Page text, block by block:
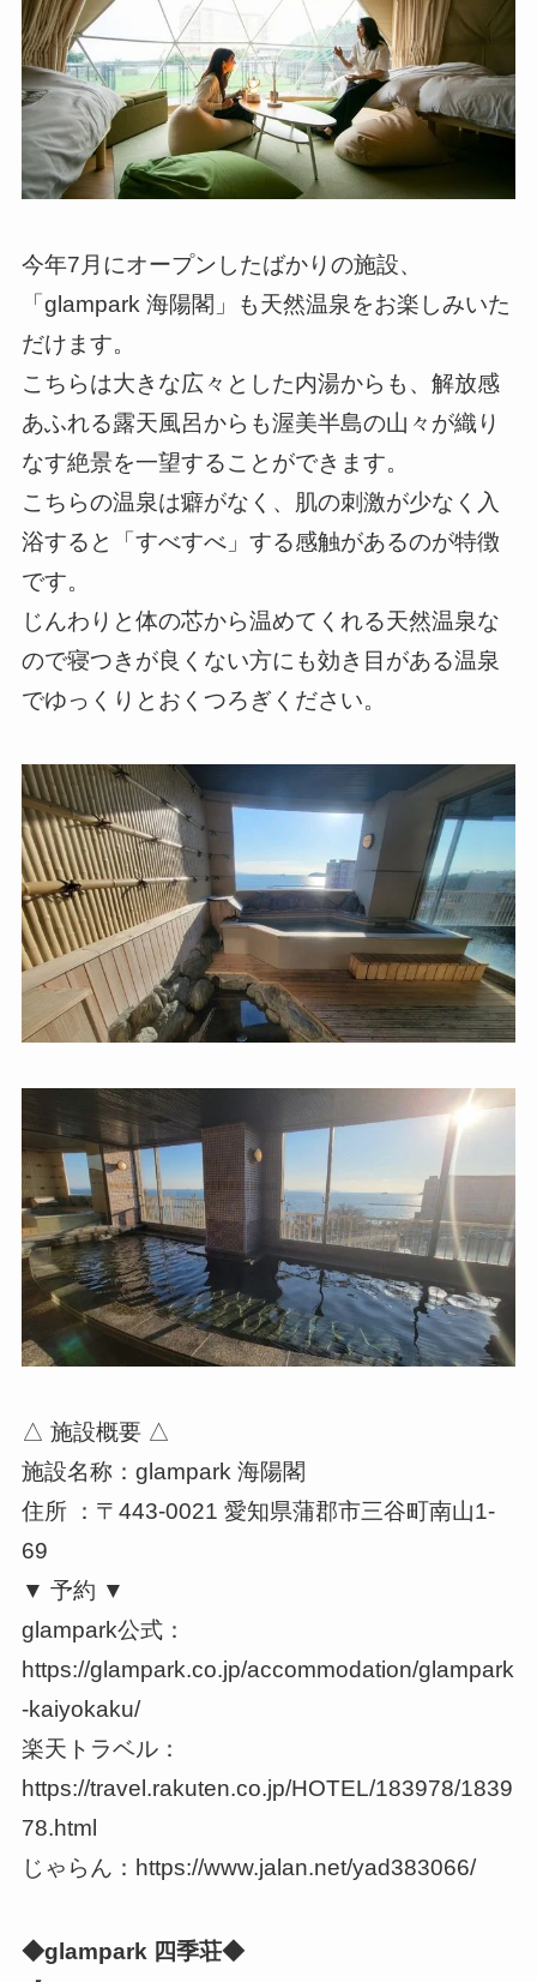
今年7月にオープンしたばかりの施設、
「glampark 海陽閣」も天然温泉をお楽しみいた
だけます。
こちらは大きな広々とした内湯からも、解放感
あふれる露天風呂からも渥美半島の山々が織り
なす絶景を一望することができます。
こちらの温泉は癖がなく、肌の刺激が少なく入
浴すると「すべすべ」する感触があるのが特徴
です。
じんわりと体の芯から温めてくれる天然温泉な
ので寝つきが良くない方にも効き目がある温泉
でゆっくりとおくつろぎください。
△ 施設概要 △
施設名称：glampark 海陽閣
住所 ：〒443-0021 愛知県蒲郡市三谷町南山1-
69
▼ 予約 ▼
glampark公式：
https://glampark.co.jp/accommodation/glampark
-kaiyokaku/
楽天トラベル：
https://travel.rakuten.co.jp/HOTEL/183978/1839
78.html
じゃらん：https://www.jalan.net/yad383066/
◆glampark 四季荘◆